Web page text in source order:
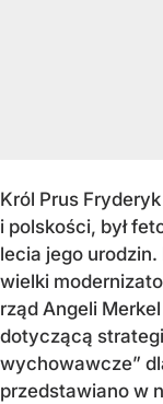
Król Prus
i polskości, był
lecia jego
wielki
rząd Angeli Merkel
dotyczącą
wychowawcze”
przedstawiano w